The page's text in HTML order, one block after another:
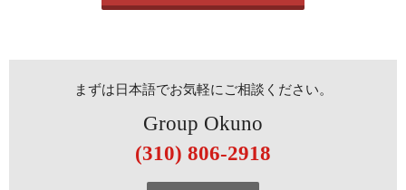
まずは日本語でお気軽にご相談ください。
Group Okuno
(310) 806-2918